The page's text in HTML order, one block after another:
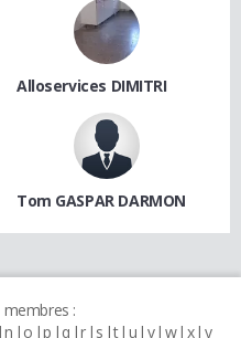
Alloservices DIMITRI
Tom GASPAR DARMON
:
n o p q r s t u v w x y